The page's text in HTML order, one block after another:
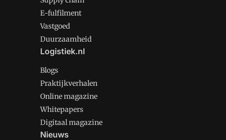
E-fulfilment
Vastgoed
Duurzaamheid
Logistiek.nl
Blogs
Praktijkverhalen
Online magazine
Whitepapers
Digitaal magazine
Nieuws